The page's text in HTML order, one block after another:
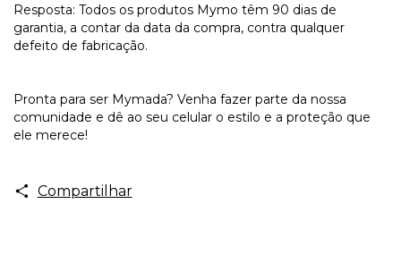
Resposta: Todos os produtos Mymo têm 90 dias de
garantia, a contar da data da compra, contra qualquer
defeito de fabricação.
Pronta para ser Mymada? Venha fazer parte da nossa
comunidade e dê ao seu celular o estilo e a proteção que
ele merece!
Compartilhar